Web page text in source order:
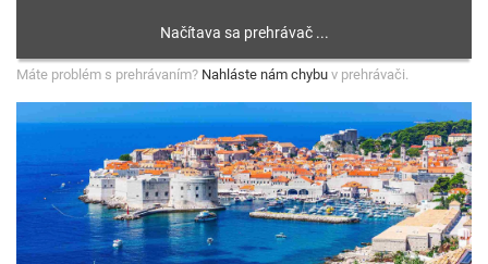
Máte problém s prehrávaním? Nahláste nám chybu v prehrávači.